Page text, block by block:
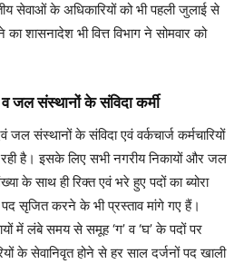
सेवाओं के अधिकारियों को भी पहली जुलाई से
शासनादेश भी वित्त विभाग ने सोमवार को
व जल संस्थानों के संविदा कर्मी
संस्थानों के संविदा एवं वर्कचार्ज कर्मचारियों
है। इसके लिए सभी नगरीय निकायों और जल
के साथ ही रिक्त एवं भरे हुए पदों का ब्योरा
पद सृजित करने के भी प्रस्ताव मांगे गए हैं।
में लंबे समय से समूह ‘ग’ व ‘घ’ के पदों पर
के सेवानिवृत होने से हर साल दर्जनों पद खाली